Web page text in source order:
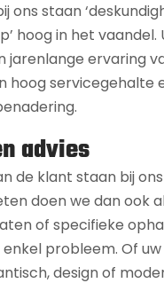
ons staan
hoog in het vaandel.
jarenlange ervaring
hoog servicegehalte
advies
de klant staan bij
doen we dan ook
of specifieke
probleem. Of uw
design of